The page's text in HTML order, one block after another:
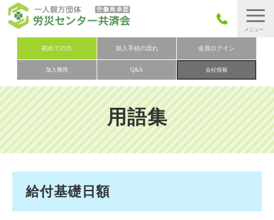
初めての方 加入手続の流れ 会員ログイン
加入費用 Q&A 会社情報
労災保険とは
労災保険の取りまとめ
労災保険加入手続きの流れ
加入費用
加入申込み
会員メニュー
用語集
給付基礎日額